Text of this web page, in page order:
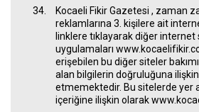
Kocaeli Fikir Gazetesi , zaman
reklamlarına 3. kişilere ait
linklere tıklayarak diğer
uygulamaları
erişebilen bu diğer siteler
alan bilgilerin doğruluğuna
etmemektedir. Bu sitelerde yer
içeriğine ilişkin olarak